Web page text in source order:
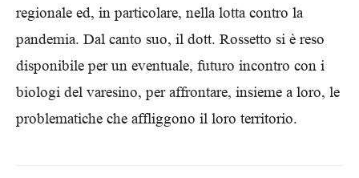
regionale ed, in particolare, nella lotta contro la
pandemia. Dal canto suo, il dott. Rossetto si è reso
disponibile per un eventuale, futuro incontro con i
biologi del varesino, per affrontare, insieme a loro, le
problematiche che affliggono il loro territorio.